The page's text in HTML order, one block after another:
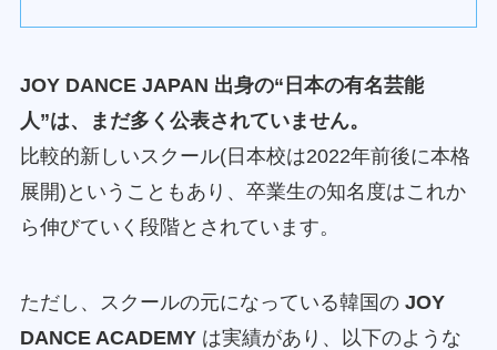
JOY DANCE JAPAN 出身の“日本の有名芸能
人”は、まだ多く公表されていません。
比較的新しいスクール(日本校は2022年前後に本格
展開)ということもあり、卒業生の知名度はこれか
ら伸びていく段階とされています。
ただし、スクールの元になっている韓国の JOY
DANCE ACADEMYは実績があり、以下のような